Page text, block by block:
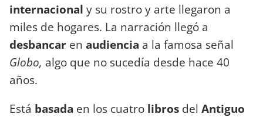
internacional y su rostro y arte llegaron a
miles de hogares. La narración llegó a
desbancar en audiencia a la famosa señal
Globo, algo que no sucedía desde hace 40
años.
Está basada en los cuatro libros del Antiguo